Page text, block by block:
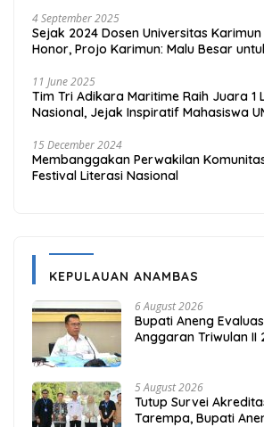
4 September 2025
Sejak 2024 Dosen Universitas
Honor, Projo Karimun: Malu Besar
11 June 2025
Tim Tri Adikara Maritime Raih Juara 1
Nasional, Jejak Inspiratif Mahasiswa
15 December 2024
Membanggakan Perwakilan
Festival Literasi Nasional
KEPULAUAN ANAMBAS
6 August 2026
Bupati Aneng
Anggaran Triwulan II
5 August 2026
Tutup Survei
Tarempa, Bupati